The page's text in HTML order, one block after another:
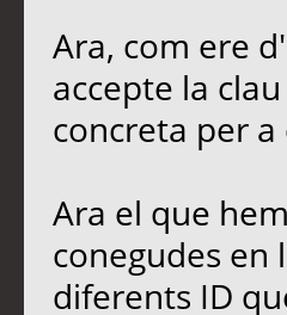
Ara, com ere
accepte la
concreta per
Ara el que
conegudes en
diferents ID